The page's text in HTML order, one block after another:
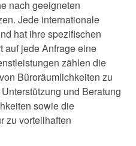
nach geeigneten
Jede internationale
hat ihre spezifischen
auf jede Anfrage eine
zählen die
Büroräumlichkeiten zu
und Beratung
sowie die
zu vorteilhaften